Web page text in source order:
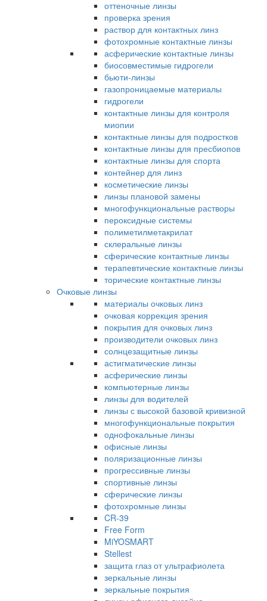
оттеночные линзы
проверка зрения
раствор для контактных линз
фотохромные контактные линзы
асферические контактные линзы
биосовместимые гидрогели
бьюти-линзы
газопроницаемые материалы
гидрогели
контактные линзы для контроля
миопии
контактные линзы для подростков
контактные линзы для пресбиопов
контактные линзы для спорта
контейнер для линз
косметические линзы
линзы плановой замены
многофункциональные растворы
пероксидные системы
полиметилметакрилат
склеральные линзы
сферические контактные линзы
терапевтические контактные линзы
торические контактные линзы
Очковые линзы
материалы очковых линз
очковая коррекция зрения
покрытия для очковых линз
производители очковых линз
солнцезащитные линзы
астигматические линзы
асферические линзы
компьютерные линзы
линзы для водителей
линзы с высокой базовой кривизной
многофункциональные покрытия
однофокальные линзы
офисные линзы
поляризационные линзы
прогрессивные линзы
спортивные линзы
сферические линзы
фотохромные линзы
CR-39
Free Form
MiYOSMART
Stellest
защита глаз от ультрафиолета
зеркальные линзы
зеркальные покрытия